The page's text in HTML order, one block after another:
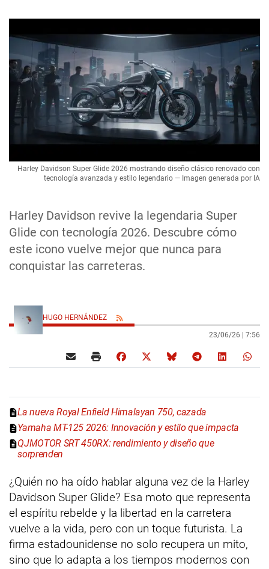
Harley Davidson revive la legendaria Super
Glide con tecnología 2026. Descubre cómo
este icono vuelve mejor que nunca para
conquistar las carreteras.
Harley Davidson Super Glide 2026 mostrando diseño clásico renovado con
tecnología avanzada y estilo legendario — Imagen generada por IA
HUGO HERNÁNDEZ
23/06/26 | 7:56
La nueva Royal Enfield Himalayan 750, cazada
Yamaha MT-125 2026: Innovación y estilo que impacta
QJMOTOR SRT 450RX: rendimiento y diseño que
sorprenden
¿Quién no ha oído hablar alguna vez de la Harley
Davidson Super Glide? Esa moto que representa
el espíritu rebelde y la libertad en la carretera
vuelve a la vida, pero con un toque futurista. La
firma estadounidense no solo recupera un mito,
sino que lo adapta a los tiempos modernos con